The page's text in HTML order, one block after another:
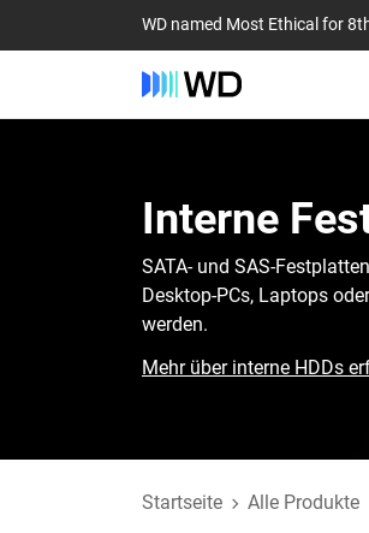
WD named Most Ethical for
Interne
SATA- und SAS-
Desktop-PCs, Laptops
werden.
Mehr über interne HDDs
Startseite Alle Produkte